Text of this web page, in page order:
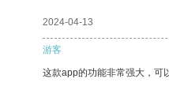
2024-04-13
游客
这款app的功能非常强大，可